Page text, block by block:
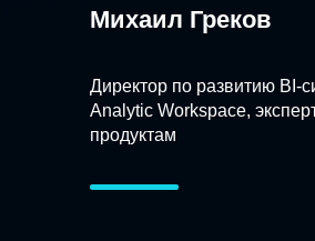
Михаил Греков
Директор по развитию BI-
Analytic Workspace,
продуктам